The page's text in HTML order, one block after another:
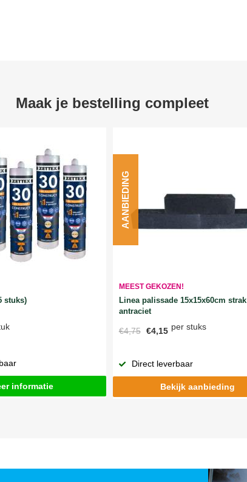
Maak je bestelling compleet
stuks)
informatie
MEEST GEKOZEN!
Linea palissade 15x15x60cm strak
antraciet
€4,75 €4,15 per stuks
AANBIEDING
Direct leverbaar
Bekijk aanbieding